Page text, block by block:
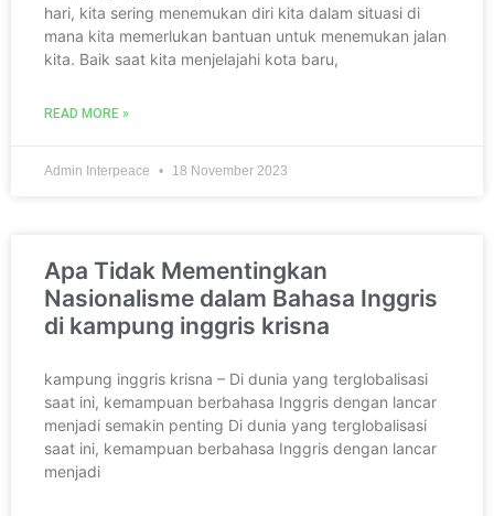
hari, kita sering menemukan diri kita dalam situasi di
mana kita memerlukan bantuan untuk menemukan jalan
kita. Baik saat kita menjelajahi kota baru,
READ MORE »
Admin Interpeace 18 November 2023
Apa Tidak Mementingkan
Nasionalisme dalam Bahasa Inggris
di kampung inggris krisna
kampung inggris krisna – Di dunia yang terglobalisasi
saat ini, kemampuan berbahasa Inggris dengan lancar
menjadi semakin penting Di dunia yang terglobalisasi
saat ini, kemampuan berbahasa Inggris dengan lancar
menjadi